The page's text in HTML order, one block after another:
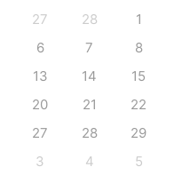
27 28
1
6 7
8
13 14
15
20 21
22
27 28
29
3 4 5